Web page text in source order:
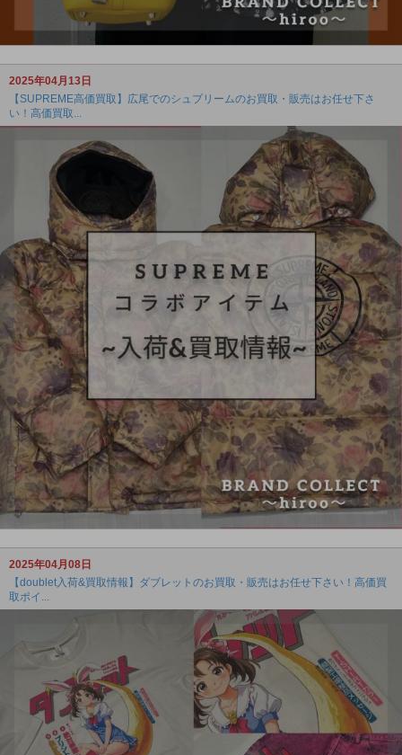
2025年04月13日
【SUPREME高価買取】広尾でのシュプリームのお買取・販売はお任せ下さ
い！高価買取...
2025年04月08日
【doublet入荷&買取情報】ダブレットのお買取・販売はお任せ下さい！高価買
取ポイ...